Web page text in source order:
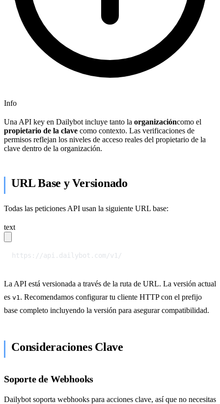
Info
Una API key en Dailybot incluye tanto la organizacióncomo el
propietario de la clave como contexto. Las verificaciones de
permisos reflejan los niveles de acceso reales del propietario de la
clave dentro de la organización.
URL Base y Versionado
Todas las peticiones API usan la siguiente URL base:
text
https://api.dailybot.com/v1/
La API está versionada a través de la ruta de URL. La versión actual
es v1 . Recomendamos configurar tu cliente HTTP con el prefijo
base completo incluyendo la versión para asegurar compatibilidad.
Consideraciones Clave
Soporte de Webhooks
Dailybot soporta webhooks para acciones clave, así que no necesitas